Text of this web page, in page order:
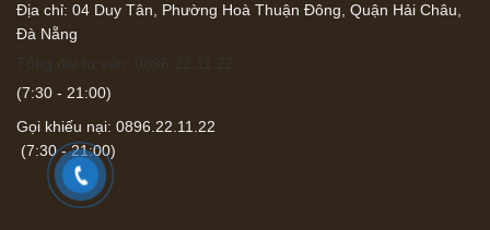
Địa chỉ: 04 Duy Tân, Phường Hoà Thuận Đông, Quận Hải Châu,
Đà Nẵng
Tổng đài tư vấn: 0896.22.11.22
(7:30 - 21:00)
Gọi khiếu nại: 0896.22.11.22
(7:30 - 21:00)